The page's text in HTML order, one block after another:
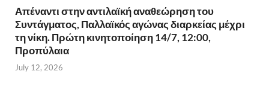
Απέναντι στην αντιλαϊκή αναθεώρηση του
Συντάγματος, Παλλαϊκός αγώνας διαρκείας μέχρι
τη νίκη. Πρώτη κινητοποίηση 14/7, 12:00,
Προπύλαια
July 12, 2026